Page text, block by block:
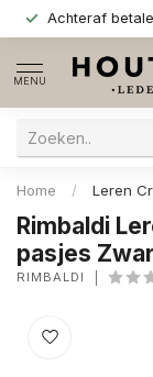
Achteraf
MENU
Home / Leren
Rimbaldi
pasjes
RIMBALDI